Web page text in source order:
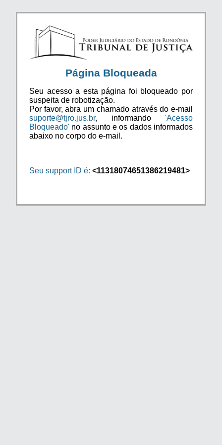
Página Bloqueada
Seu acesso a esta página foi bloqueado por
suspeita de robotização.
Por favor, abra um chamado através do e-mail
suporte@tjro.jus.br, informando 'Acesso
Bloqueado' no assunto e os dados informados
abaixo no corpo do e-mail.
Seu support ID é: <11318074651386219481>